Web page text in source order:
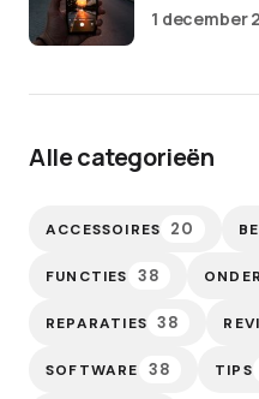
1 december
Alle categorieën
ACCESSOIRES 20
FUNCTIES 38
REPARATIES 38
SOFTWARE 38 TIPS